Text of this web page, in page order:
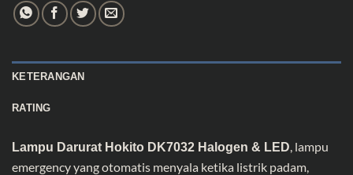
KETERANGAN
RATING
Lampu Darurat Hokito DK7032 Halogen & LED , lampu
emergency yang otomatis menyala ketika listrik padam,